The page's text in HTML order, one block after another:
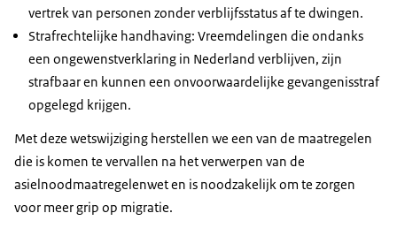
vertrek van personen zonder verblijfsstatus af te dwingen.
Strafrechtelijke handhaving: Vreemdelingen die ondanks
een ongewenstverklaring in Nederland verblijven, zijn
strafbaar en kunnen een onvoorwaardelijke gevangenisstraf
opgelegd krijgen.
Met deze wetswijziging herstellen we een van de maatregelen
die is komen te vervallen na het verwerpen van de
asielnoodmaatregelenwet en is noodzakelijk om te zorgen
voor meer grip op migratie.